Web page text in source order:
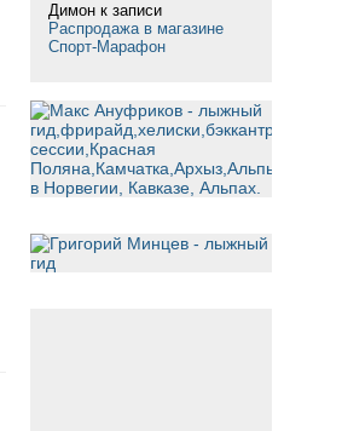
Димон к записи
Распродажа в магазине
Спорт-Марафон